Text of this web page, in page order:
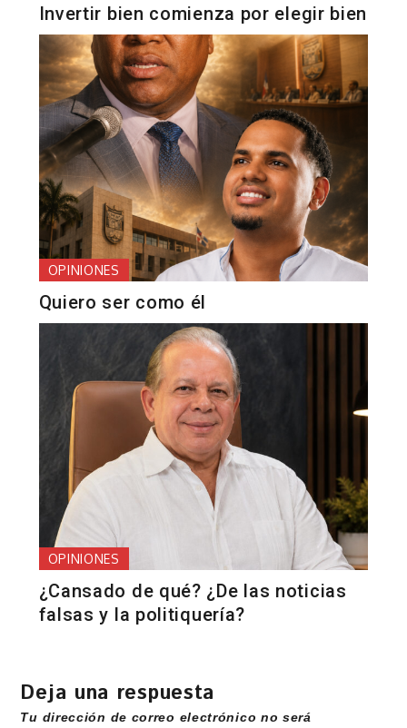
Invertir bien comienza por elegir bien
OPINIONES
Quiero ser como él
OPINIONES
¿Cansado de qué? ¿De las noticias
falsas y la politiquería?
Deja una respuesta
Tu dirección de correo electrónico no será